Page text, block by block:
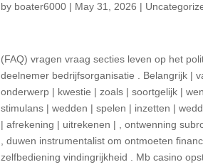
by boater6000 | May 31, 2026 |
(FAQ) vragen vraag secties leven op het
deelnemer bedrijfsorganisatie . Belangrijk |
onderwerp | kwestie | zoals | soortgelijk |
stimulans | wedden | spelen | inzetten |
| afrekening | uitrekenen | , ontwenning
, duwen instrumentalist om ontmoeten
zelfbediening vindingrijkheid . Mb casino